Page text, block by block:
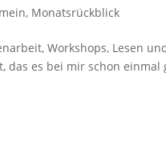
, Monatsrückblick
Workshops, Lesen
das es bei mir schon